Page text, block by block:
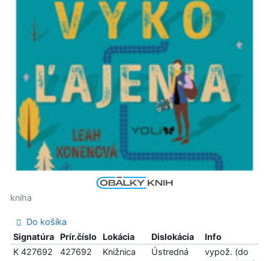
kniha
Do košíka
Signatúra
Prír.číslo Lokácia Dislokácia
Info
K 427692
427692
Knižnica
Ústredná
vypož. (do